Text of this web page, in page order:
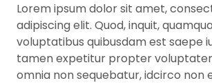
Lorem ipsum dolor sit amet,
adipiscing elit. Quod, inquit,
voluptatibus quibusdam est saepe
tamen expetitur propter
omnia non sequebatur, idcirco non